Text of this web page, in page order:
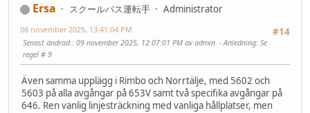
Ersa スクールバス運転手
Administrator
#14
08 november 2025, 13:41:04 PM
Senast ändrad:: 09 november 2025, 12:07:01 PM av admin Anledning: Se
regel # 9
Även samma upplägg i Rimbo och Norrtälje, med 5602 och
5603 på alla avgångar på 653V samt två specifika avgångar på
646. Ren vanlig linjesträckning med vanliga hållplatser, men